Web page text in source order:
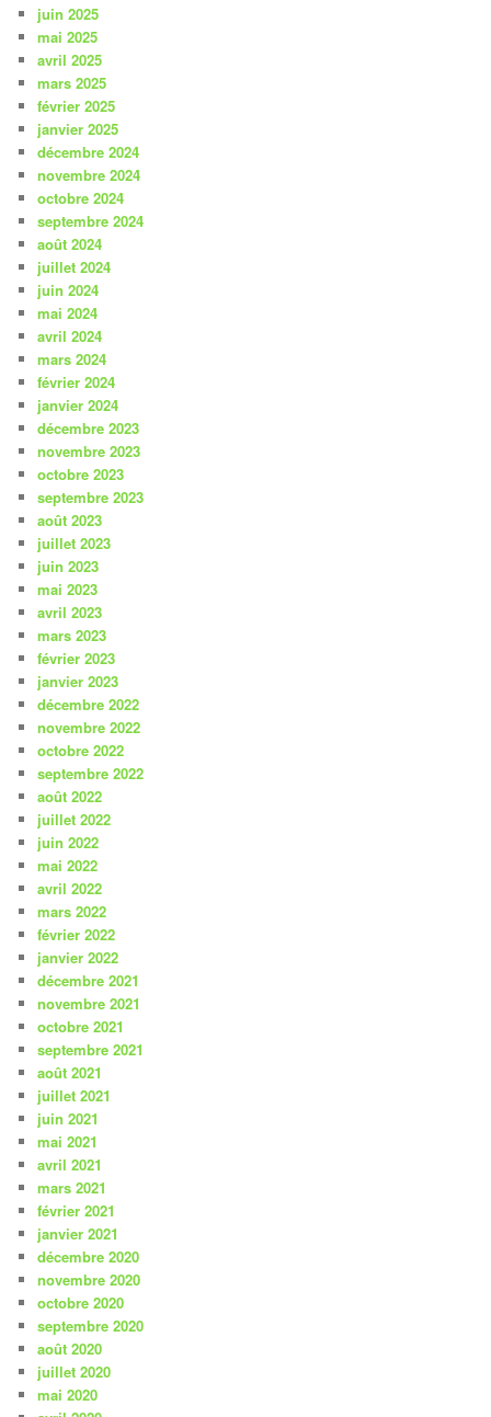
juin 2025
mai 2025
avril 2025
mars 2025
février 2025
janvier 2025
décembre 2024
novembre 2024
octobre 2024
septembre 2024
août 2024
juillet 2024
juin 2024
mai 2024
avril 2024
mars 2024
février 2024
janvier 2024
décembre 2023
novembre 2023
octobre 2023
septembre 2023
août 2023
juillet 2023
juin 2023
mai 2023
avril 2023
mars 2023
février 2023
janvier 2023
décembre 2022
novembre 2022
octobre 2022
septembre 2022
août 2022
juillet 2022
juin 2022
mai 2022
avril 2022
mars 2022
février 2022
janvier 2022
décembre 2021
novembre 2021
octobre 2021
septembre 2021
août 2021
juillet 2021
juin 2021
mai 2021
avril 2021
mars 2021
février 2021
janvier 2021
décembre 2020
novembre 2020
octobre 2020
septembre 2020
août 2020
juillet 2020
mai 2020